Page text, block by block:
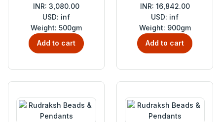
INR: 3,080.00
USD: inf
Weight: 500gm
Add to cart
INR: 16,842.00
USD: inf
Weight: 900gm
Add to cart